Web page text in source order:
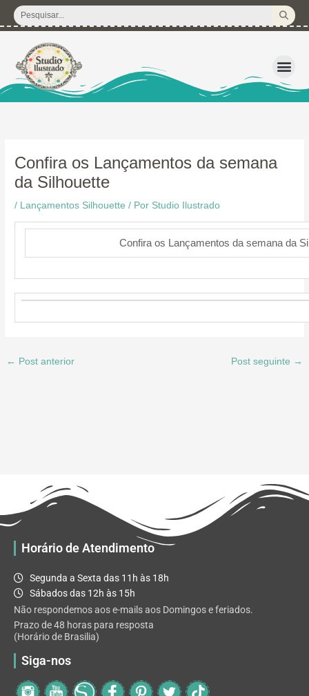
para
conteúdo
Pesquisar
...
Confira os Lançamentos da semana
da Silhouette
/ Lançamentos Silhouette / Por Studio Ilustrado
Confira os Lançamentos da semana da
← Post anterior Post seguinte →
Horário de Atendimento
Segunda a Sexta das 11h às 18h
Sábados das 12h às 15h
Não respondemos aos e-mails aos Domingos e feriados.
Prazo de 48 horas para resposta
(Horário de Brasilia)
Siga-nos